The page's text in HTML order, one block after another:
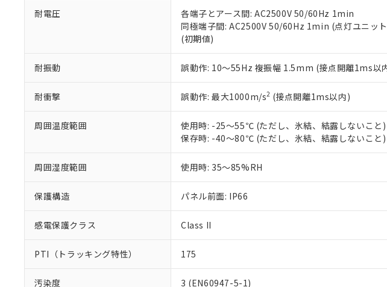
耐電圧
各端子とアース間: AC2500V 50/60Hz 1min
同極端子間: AC2500V 50/60Hz 1min (点灯ユニッ
(初期値)
耐振動 誤動作: 10～55Hz 複振幅 1.5mm (接点開離1ms以
耐衝撃 誤動作: 最大1000m/s2 (接点開離1ms以内)
周囲温度範囲
使用時: -25～55℃ (ただし、氷結、結露しないこと)
保存時: -40～80℃ (ただし、氷結、結露しないこと)
周囲湿度範囲 使用時: 35～85%RH
保護構造 パネル前面: IP66
感電保護クラス Class II
PTI（トラッキング特性） 175
汚染度 3 (EN60947-5-1)